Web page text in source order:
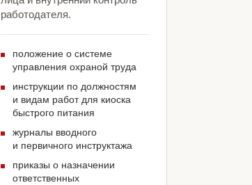
работодателя.
положение о системе
управления охраной труда
инструкции по должностям
и видам работ для киоска
быстрого питания
журналы вводного
и первичного инструктажа
приказы о назначении
ответственных